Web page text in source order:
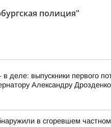
полиция"
деле: выпускники первого
Александру Дрозденко
в сгоревшем